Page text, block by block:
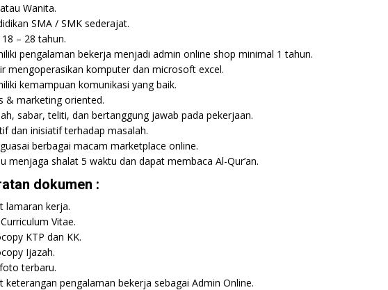
Wanita.
SMA / SMK sederajat.
– 28 tahun.
pengalaman bekerja menjadi admin online shop minimal 1 tahun.
mengoperasikan komputer dan microsoft excel.
kemampuan komunikasi yang baik.
& marketing oriented.
sabar, teliti, dan bertanggung jawab pada pekerjaan.
dan inisiatif terhadap masalah.
berbagai macam marketplace online.
menjaga shalat 5 waktu dan dapat membaca Al-Qur’an.
dokumen :
lamaran kerja.
Vitae.
KTP dan KK.
Ijazah.
terbaru.
keterangan pengalaman bekerja sebagai Admin Online.